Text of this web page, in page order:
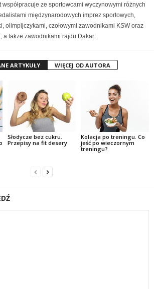
współpracuje ze sportowcami wyczynowymi różnych
międzynarodowych imprez sportowych,
olimpijczykami, czołowymi zawodnikami KSW oraz
a także zawodnikami rajdu Dakar.
ARTYKUŁY WIĘCEJ OD AUTORA
Słodycze bez cukru.
Przepisy na fit desery
Kolacja po treningu. Co
jeść po wieczornym
treningu?